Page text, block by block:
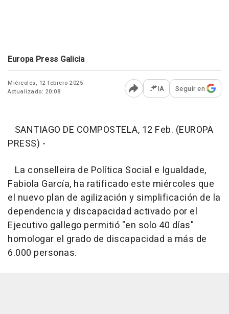
Europa Press Galicia
Miércoles, 12 febrero 2025
Actualizado: 20:08
Abrir opciones para
IA Seguir en
SANTIAGO DE COMPOSTELA, 12 Feb. (EUROPA
PRESS) -
La conselleira de Política Social e Igualdade,
Fabiola García, ha ratificado este miércoles que
el nuevo plan de agilización y simplificación de la
dependencia y discapacidad activado por el
Ejecutivo gallego permitió "en solo 40 días"
homologar el grado de discapacidad a más de
6.000 personas.